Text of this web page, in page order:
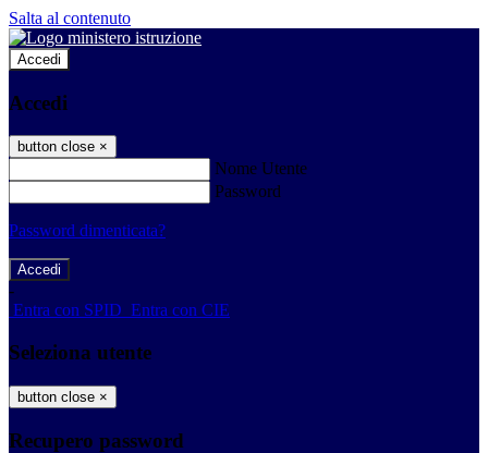
Salta al contenuto
Accedi
Accedi
button close ×
Nome Utente
Password
Password dimenticata?
-
Entra con SPID Entra con CIE
Seleziona utente
button close ×
Recupero password